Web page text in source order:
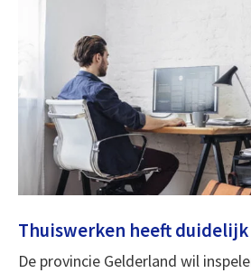
Thuiswerken heeft
De provincie Gelderland wil